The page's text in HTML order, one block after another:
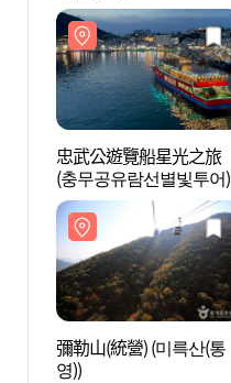
忠武公遊覽船星光之旅
(충무공유람선별빛투어)
彌勒山(統營) (미륵산(통
영))